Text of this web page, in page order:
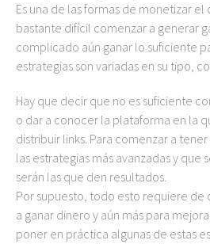
Es una de las formas de monetizar
bastante difícil comenzar a generar
complicado aún ganar lo suficiente
estrategias son variadas en su tipo,
Hay que decir que no es suficiente
o dar a conocer la plataforma en la
distribuir links. Para comenzar a
las estrategias más avanzadas y que
serán las que den resultados.
Por supuesto, todo esto requiere de
a ganar dinero y aún más para
poner en práctica algunas de estas